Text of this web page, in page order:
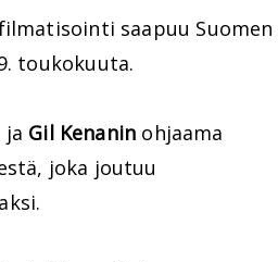
saapuu Suomen
toukokuuta.
Gil Kenanin ohjaama
joka joutuu